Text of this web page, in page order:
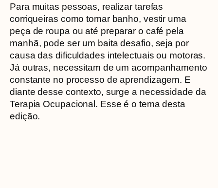
Para muitas pessoas, realizar tarefas
corriqueiras como tomar banho, vestir uma
peça de roupa ou até preparar o café pela
manhã, pode ser um baita desafio, seja por
causa das dificuldades intelectuais ou motoras.
Já outras, necessitam de um acompanhamento
constante no processo de aprendizagem. E
diante desse contexto, surge a necessidade da
Terapia Ocupacional. Esse é o tema desta
edição.